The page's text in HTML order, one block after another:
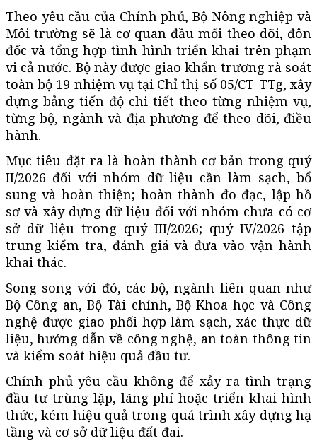
Theo yêu cầu của Chính phủ, Bộ Nông nghiệp và
Môi trường sẽ là cơ quan đầu mối theo dõi, đôn
đốc và tổng hợp tình hình triển khai trên phạm
vi cả nước. Bộ này được giao khẩn trương rà soát
toàn bộ 19 nhiệm vụ tại Chỉ thị số 05/CT-TTg, xây
dựng bảng tiến độ chi tiết theo từng nhiệm vụ,
từng bộ, ngành và địa phương để theo dõi, điều
hành.
Mục tiêu đặt ra là hoàn thành cơ bản trong quý
II/2026 đối với nhóm dữ liệu cần làm sạch, bổ
sung và hoàn thiện; hoàn thành đo đạc, lập hồ
sơ và xây dựng dữ liệu đối với nhóm chưa có cơ
sở dữ liệu trong quý III/2026; quý IV/2026 tập
trung kiểm tra, đánh giá và đưa vào vận hành
khai thác.
Song song với đó, các bộ, ngành liên quan như
Bộ Công an, Bộ Tài chính, Bộ Khoa học và Công
nghệ được giao phối hợp làm sạch, xác thực dữ
liệu, hướng dẫn về công nghệ, an toàn thông tin
và kiểm soát hiệu quả đầu tư.
Chính phủ yêu cầu không để xảy ra tình trạng
đầu tư trùng lặp, lãng phí hoặc triển khai hình
thức, kém hiệu quả trong quá trình xây dựng hạ
tầng và cơ sở dữ liệu đất đai.